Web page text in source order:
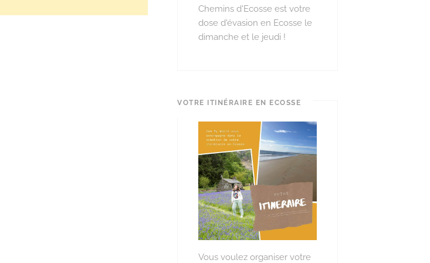
Chemins d'Ecosse est votre
dose d'évasion en Ecosse le
dimanche et le jeudi !
VOTRE ITINÉRAIRE EN ECOSSE
Vous voulez organiser votre